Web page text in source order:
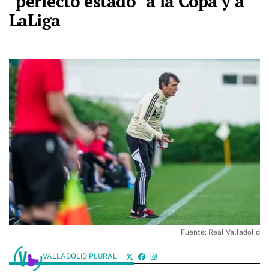
LaLiga
Fuente: Real Valladolid
VALLADOLID PLURAL